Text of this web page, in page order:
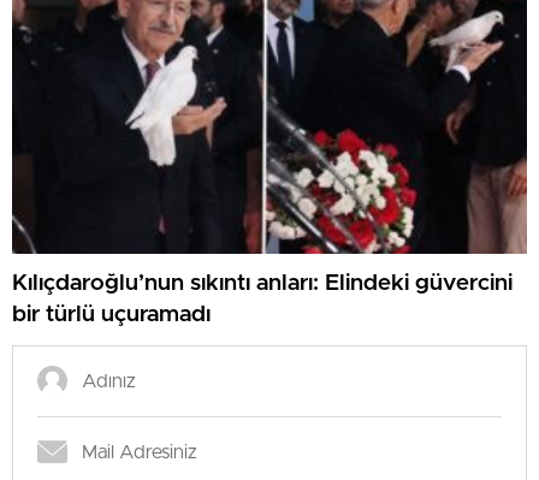
Kılıçdaroğlu’nun sıkıntı anları: Elindeki güvercini
bir türlü uçuramadı